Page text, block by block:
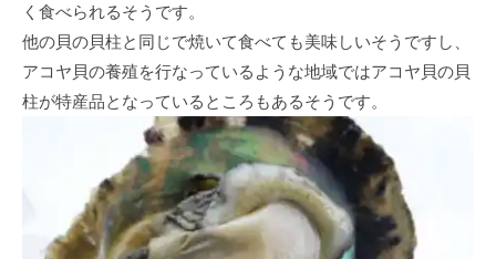
く食べられるそうです。
他の貝の貝柱と同じで焼いて食べても美味しいそうですし、
アコヤ貝の養殖を行なっているような地域ではアコヤ貝の貝
柱が特産品となっているところもあるそうです。